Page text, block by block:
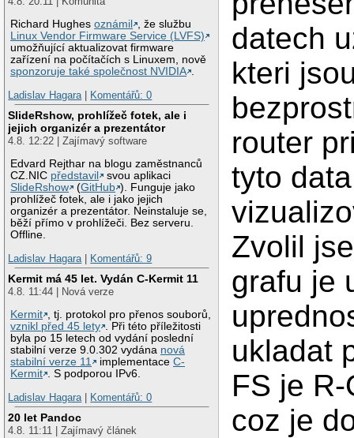
Richard Hughesoznámil
, že službu
Linux Vendor Firmware Service (LVFS)
umožňující aktualizovat firmware
zařízení na počítačích s Linuxem, nově
sponzoruje také společnost NVIDIA .
Ladislav Hagara | Komentářů: 0
SlideRshow, prohlížeč fotek, ale i
jejich organizér a prezentátor
4.8. 12:22 | Zajímavý software
Edvard Rejthar na blogu zaměstnanců
CZ.NIC představil
svou aplikaci
SlideRshow
(GitHub ). Funguje jako
prohlížeč fotek, ale i jako jejich
organizér a prezentátor. Neinstaluje se,
běží přímo v prohlížeči. Bez serveru.
Offline.
Ladislav Hagara | Komentářů: 9
Kermit má 45 let. Vydán C-Kermit 11
4.8. 11:44 | Nová verze
Kermit , tj. protokol pro přenos souborů,
vznikl před 45 lety . Při této příležitosti
byla po 15 letech od vydání poslední
stabilní verze 9.0.302 vydána nová
stabilní verze 11
implementaceC-
Kermit . S podporou IPv6.
Ladislav Hagara | Komentářů: 0
20 let Pandoc
4.8. 11:11 | Zajímavý článek
datech
kteri
router
tyto
Zvolil
grafu je
ukladat
FS je
coz je